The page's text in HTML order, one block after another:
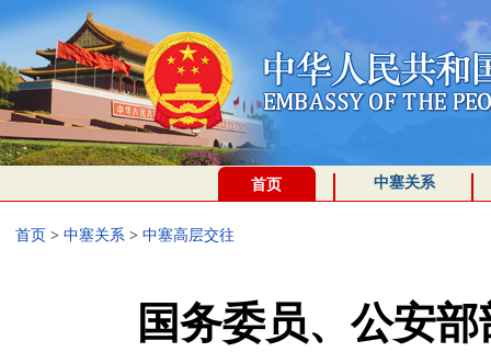
首页 中塞关系
首页 > 中塞关系> 中塞高层交往
国务委员、公安